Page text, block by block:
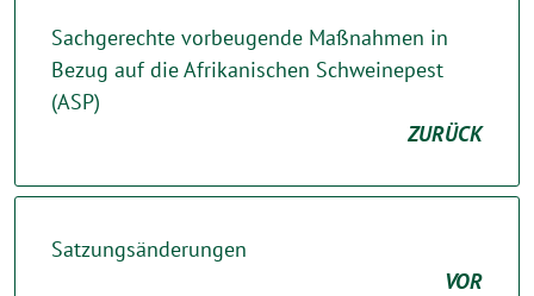
Sachgerechte vorbeugende Maßnahmen in
Bezug auf die Afrikanischen Schweinepest
(ASP)
ZURÜCK
Satzungsänderungen
VOR